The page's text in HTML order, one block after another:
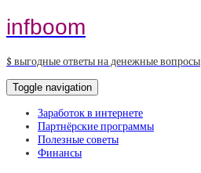
infboom
$ выгодные ответы на денежные вопросы
Toggle navigation
Заработок в интернете
Партнёрские программы
Полезные советы
Финансы